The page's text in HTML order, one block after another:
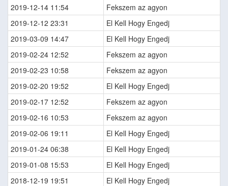
2019-12-14 11:54
Fekszem az agyon
2019-12-12 23:31
El Kell Hogy Engedj
2019-03-09 14:47
El Kell Hogy Engedj
2019-02-24 12:52
Fekszem az agyon
2019-02-23 10:58
Fekszem az agyon
2019-02-20 19:52
El Kell Hogy Engedj
2019-02-17 12:52
Fekszem az agyon
2019-02-16 10:53
Fekszem az agyon
2019-02-06 19:11
El Kell Hogy Engedj
2019-01-24 06:38
El Kell Hogy Engedj
2019-01-08 15:53
El Kell Hogy Engedj
2018-12-19 19:51
El Kell Hogy Engedj